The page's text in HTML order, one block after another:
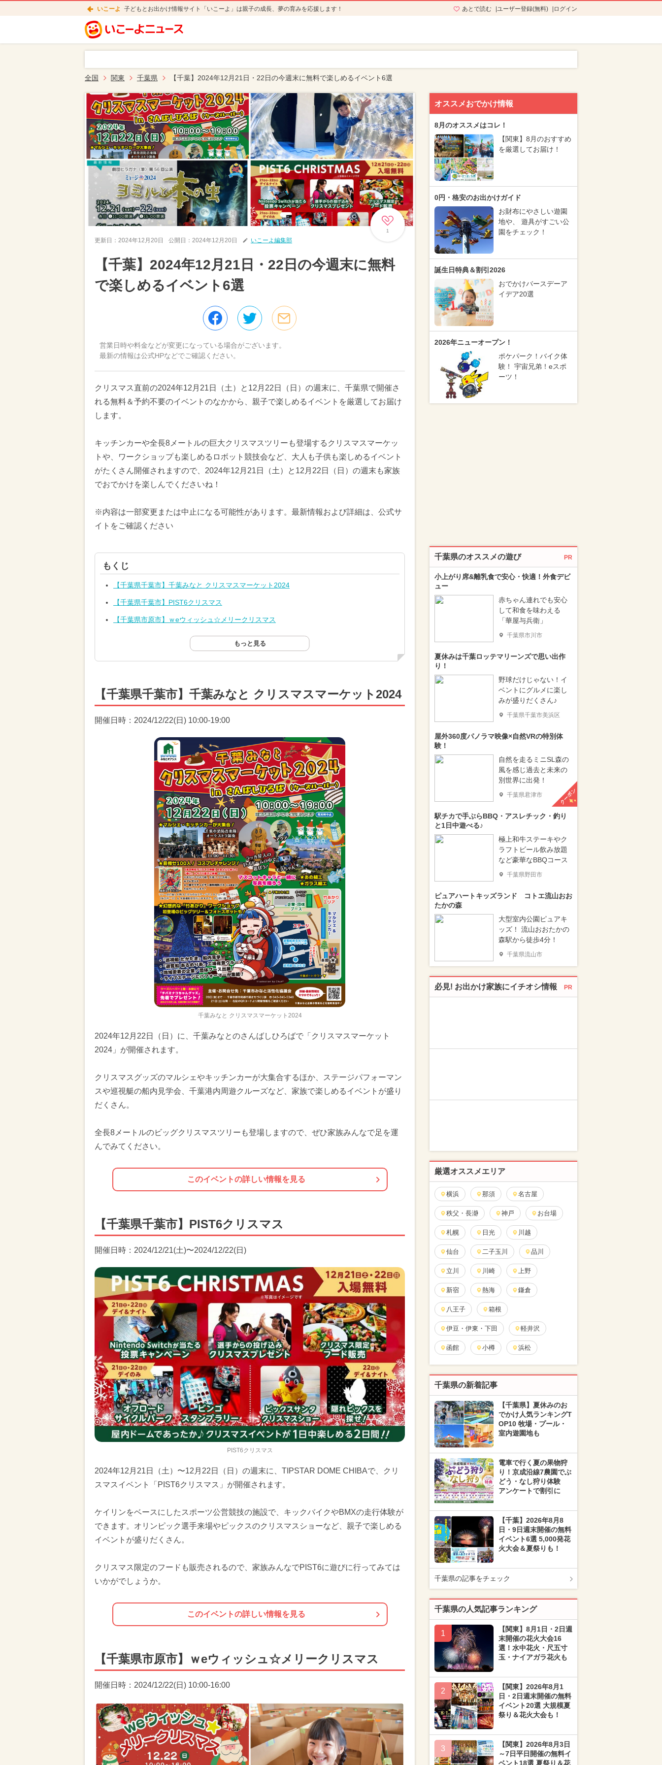
いこーよ 子どもとお出かけ情報サイト「いこーよ」は親子の成長、夢の育みを応援します！ あとで読む ユーザー登録(無料) ログイン
全国 関東 千葉県 【千葉】2024年12月21日・22日の今週末に無料で楽しめるイベント6選
1
更新日： 2024年12月20日 公開日： 2024年12月20日 いこーよ編集部
【千葉】2024年12月21日・22日の今週末に無料
で楽しめるイベント6選
営業日時や料金などが変更になっている場合がございます。
最新の情報は公式HPなどでご確認ください。
クリスマス直前の2024年12月21日（土）と12月22日（日）の週末に、千葉県で開催さ
れる無料＆予約不要のイベントのなかから、親子で楽しめるイベントを厳選してお届け
します。
キッチンカーや全長8メートルの巨大クリスマスツリーも登場するクリスマスマーケッ
トや、ワークショップも楽しめるロボット競技会など、大人も子供も楽しめるイベント
がたくさん開催されますので、2024年12月21日（土）と12月22日（日）の週末も家族
でおでかけを楽しんでくださいね！
※内容は一部変更または中止になる可能性があります。最新情報および詳細は、公式サ
イトをご確認ください
もくじ
【千葉県千葉市】千葉みなと クリスマスマーケット2024
【千葉県千葉市】PIST6クリスマス
【千葉県市原市】ｗeウィッシュ☆メリークリスマス
もっと見る
【千葉県千葉市】千葉みなと クリスマスマーケット2024
開催日時：2024/12/22(日) 10:00-19:00
千葉みなと クリスマスマーケット2024
2024年12月22日（日）に、千葉みなとのさんばしひろばで「クリスマスマーケット
2024」が開催されます。
クリスマスグッズのマルシェやキッチンカーが大集合するほか、ステージパフォーマン
スや巡視艇の船内見学会、千葉港内周遊クルーズなど、家族で楽しめるイベントが盛り
だくさん。
全長8メートルのビッグクリスマスツリーも登場しますので、ぜひ家族みんなで足を運
んでみてください。
このイベントの詳しい情報を見る
【千葉県千葉市】PIST6クリスマス
開催日時：2024/12/21(土)〜2024/12/22(日)
PIST6クリスマス
2024年12月21日（土）〜12月22日（日）の週末に、TIPSTAR DOME CHIBAで、クリ
スマスイベント「PIST6クリスマス」が開催されます。
ケイリンをベースにしたスポーツ公営競技の施設で、キックバイクやBMXの走行体験が
できます。オリンピック選手来場やピックスのクリスマスショーなど、親子で楽しめる
イベントが盛りだくさん。
クリスマス限定のフードも販売されるので、家族みんなでPIST6に遊びに行ってみては
いかがでしょうか。
このイベントの詳しい情報を見る
【千葉県市原市】ｗeウィッシュ☆メリークリスマス
開催日時：2024/12/22(日) 10:00-16:00
オススメおでかけ情報
8月のオススメはコレ！
【関東】8月のおすすめ
を厳選してお届け！
0円・格安のお出かけガイド
お財布にやさしい遊園
地や、 遊具がすごい公
園をチェック！
誕生日特典＆割引2026
おでかけバースデーア
イデア20選
2026年ニューオープン！
ポケパーク！バイク体
験！ 宇宙兄弟！eスポ
ーツ！
千葉県のオススメの遊び PR
小上がり席&離乳食で安心・快適！外食デビ
ュー
赤ちゃん連れでも安心
して和食を味わえる
「華屋与兵衛」
千葉県市川市
夏休みは千葉ロッテマリーンズで思い出作
り！
野球だけじゃない！イ
ベントにグルメに楽し
みが盛りだくさん♪
千葉県千葉市美浜区
屋外360度パノラマ映像×自然VRの特別体
験！
自然を走るミニSL森の
風を感じ過去と未来の
別世界に出発！
千葉県君津市 クーポン
駅チカで手ぶらBBQ・アスレチック・釣り
と1日中遊べる♪
極上和牛ステーキやク
ラフトビール飲み放題
など豪華なBBQコース
千葉県野田市
ピュアハートキッズランド コトエ流山おお
たかの森
大型室内公園ピュアキ
ッズ！ 流山おおたかの
森駅から徒歩4分！
千葉県流山市
必見! お出かけ家族にイチオシ情報 PR
厳選オススメエリア
横浜 那須 名古屋
秩父・長瀞 神戸 お台場
札幌 日光 川越
仙台 二子玉川 品川
立川 川崎 上野
新宿 熱海 鎌倉
八王子 箱根
伊豆・伊東・下田 軽井沢
函館 小樽 浜松
千葉県の新着記事
【千葉県】夏休みのお
でかけ人気ランキングT
OP10 牧場・プール・
室内遊園地も
電車で行く夏の果物狩
り！京成沿線7農園でぶ
どう・なし狩り体験
アンケートで割引に
【千葉】2026年8月8
日・9日週末開催の無料
イベント6選 5,000発花
火大会＆夏祭りも！
千葉県の記事をチェック
千葉県の人気記事ランキング
1
【関東】8月1日・2日週
末開催の花火大会16
選！水中花火・尺五寸
玉・ナイアガラ花火も
2
【関東】2026年8月1
日・2日週末開催の無料
イベント20選 大規模夏
祭り＆花火大会も！
3
【関東】2026年8月3日
～7日平日開催の無料イ
ベント18選 夏祭り＆花